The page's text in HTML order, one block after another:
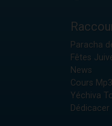
Paracha
Fêtes
News
Cours
Yéchiva